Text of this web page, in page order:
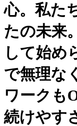
心。私た
たの未来
して始め
で無理な
ワークも
続けやす